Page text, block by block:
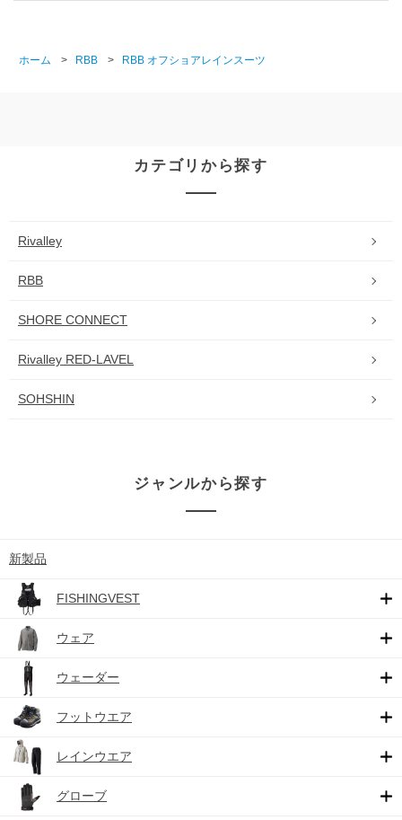
ホーム > RBB > RBB オフショアレインスーツ
カテゴリから探す
Rivalley
RBB
SHORE CONNECT
Rivalley RED-LAVEL
SOHSHIN
ジャンルから探す
新製品
FISHINGVEST
ウェア
ウェーダー
フットウエア
レインウエア
グローブ